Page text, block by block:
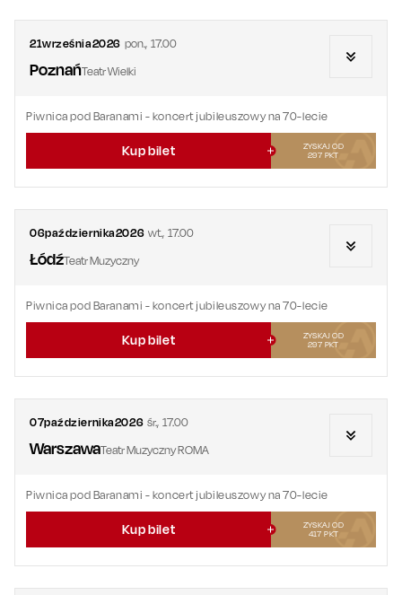
21września2026 pon., 17.00
PoznańTeatr Wielki
Piwnica pod Baranami - koncert jubileuszowy na 70-lecie
Kup bilet
ZYSKAJ OD
297 PKT
06października2026 wt.,17.00
ŁódźTeatr Muzyczny
Piwnica pod Baranami - koncert jubileuszowy na 70-lecie
Kup bilet
ZYSKAJ OD
297 PKT
07października2026 śr.,17.00
WarszawaTeatr Muzyczny ROMA
Piwnica pod Baranami - koncert jubileuszowy na 70-lecie
Kup bilet
ZYSKAJ OD
417 PKT